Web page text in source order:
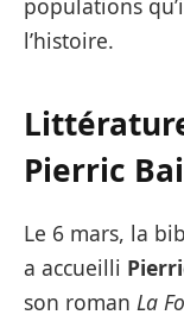
populations
l’histoire.
Pierric
Le 6 mars, la
a accueilli
son roman La